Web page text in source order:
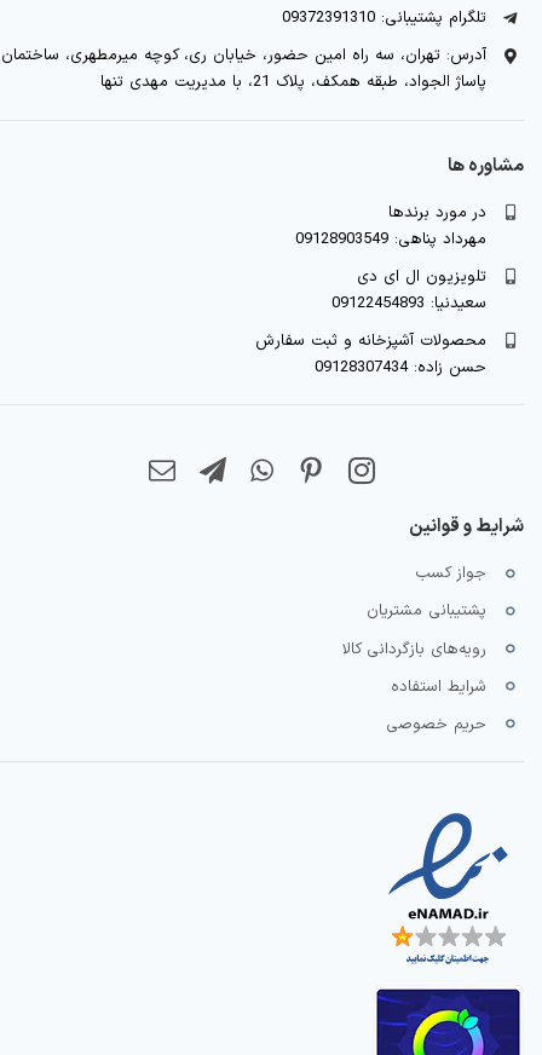
تلگرام پشتیبانی: 09372391310
آدرس: تهران، سه راه امین حضور، خیابان ری، کوچه میرمطهری، ساختمان
پاساژ الجواد، طبقه همکف، پلاک 21، با مدیریت مهدی تنها
مشاوره ها
در مورد برندها
مهرداد پناهی: 09128903549
تلویزیون ال ای دی
سعیدنیا: 09122454893
محصولات آشپزخانه و ثبت سفارش
حسن زاده: 09128307434
شرایط و قوانین
جواز کسب
پشتیبانی مشتریان
رویه‌های بازگردانی کالا
شرایط استفاده
حریم خصوصی